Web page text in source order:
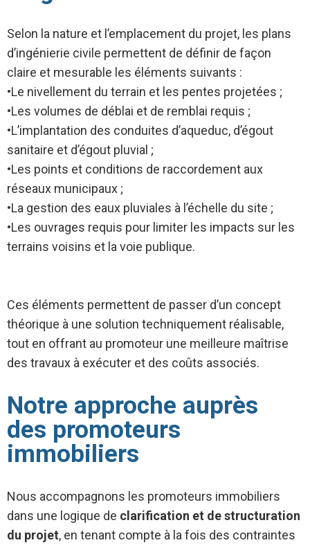
Selon la nature et l’emplacement du projet, les plans
d’ingénierie civile permettent de définir de façon
claire et mesurable les éléments suivants :
•Le nivellement du terrain et les pentes projetées ;
•Les volumes de déblai et de remblai requis ;
•L’implantation des conduites d’aqueduc, d’égout
sanitaire et d’égout pluvial ;
•Les points et conditions de raccordement aux
réseaux municipaux ;
•La gestion des eaux pluviales à l’échelle du site ;
•Les ouvrages requis pour limiter les impacts sur les
terrains voisins et la voie publique.
Ces éléments permettent de passer d’un concept
théorique à une solution techniquement réalisable,
tout en offrant au promoteur une meilleure maîtrise
des travaux à exécuter et des coûts associés.
Notre approche auprès
des promoteurs
immobiliers
Nous accompagnons les promoteurs immobiliers
dans une logique de clarification et de structuration
du projet, en tenant compte à la fois des contraintes